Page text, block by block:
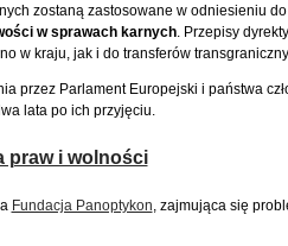
zostaną zastosowane w odniesieniu do
w sprawach karnych. Przepisy
w kraju, jak i do transferów
przez Parlament Europejski i państwa
lata po ich przyjęciu.
praw i wolności
Fundacja Panoptykon, zajmująca się